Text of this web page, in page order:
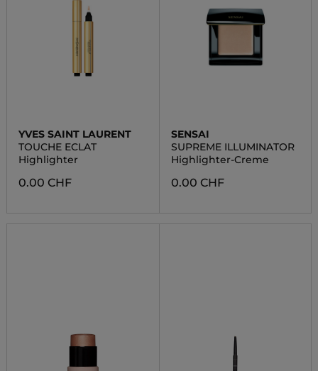
YVES SAINT LAURENT
TOUCHE ECLAT
Highlighter
0.00 CHF
SENSAI
SUPREME ILLUMINATOR
Highlighter-Creme
0.00 CHF